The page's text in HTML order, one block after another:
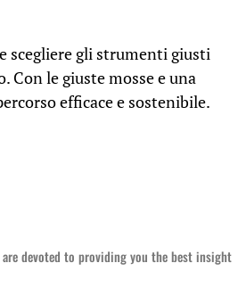
scegliere gli strumenti giusti
le giuste mosse e una
efficace e sostenibile.
devoted to providing you the best insight